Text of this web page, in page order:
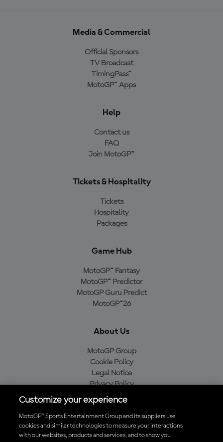
Media & Commercial
Official Sponsors
TV Broadcast
TimingPass™
MotoGP™ Apps
Help
Contact us
FAQ
Join MotoGP™
Tickets & Hospitality
Tickets
Hospitality
Packages
Game Hub
MotoGP™ Fantasy
MotoGP™ Predictor
MotoGP Guru Predict
MotoGP™26
About Us
MotoGP Group
Cookie Policy
Legal Notice
Privacy Policy
Purchase Policy
Baixe o aplicativo oficial da MotoGP™
Customize your experience
MotoGP™ Sports Entertainment Group and its suppliers use
cookies and similar technologies to measure your interactions
with our websites, products and services, and to show you